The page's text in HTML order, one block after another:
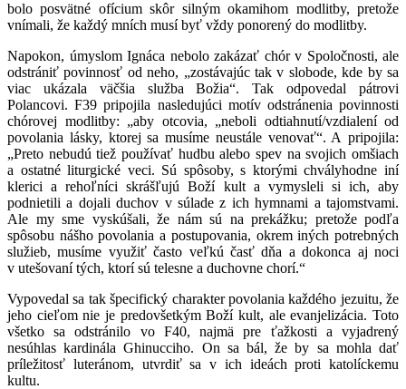
bolo posvätné ofícium skôr silným okamihom modlitby, pretože
vnímali, že každý mních musí byť vždy ponorený do modlitby.
Napokon, úmyslom Ignáca nebolo zakázať chór v Spoločnosti, ale
odstrániť povinnosť od neho, „zostávajúc tak v slobode, kde by sa
viac ukázala väčšia služba Božia“. Tak odpovedal pátrovi
Polancovi. F39 pripojila nasledujúci motív odstránenia povinnosti
chórovej modlitby: „aby otcovia, „neboli odtiahnutí/vzdialení od
povolania lásky, ktorej sa musíme neustále venovať“. A pripojila:
„Preto nebudú tiež používať hudbu alebo spev na svojich omšiach
a ostatné liturgické veci. Sú spôsoby, s ktorými chvályhodne iní
klerici a rehoľníci skrášľujú Boží kult a vymysleli si ich, aby
podnietili a dojali duchov v súlade z ich hymnami a tajomstvami.
Ale my sme vyskúšali, že nám sú na prekážku; pretože podľa
spôsobu nášho povolania a postupovania, okrem iných potrebných
služieb, musíme využiť často veľkú časť dňa a dokonca aj noci
v utešovaní tých, ktorí sú telesne a duchovne chorí.“
Vypovedal sa tak špecifický charakter povolania každého jezuitu, že
jeho cieľom nie je predovšetkým Boží kult, ale evanjelizácia. Toto
všetko sa odstránilo vo F40, najmä pre ťažkosti a vyjadrený
nesúhlas kardinála Ghinucciho. On sa bál, že by sa mohla dať
príležitosť luteránom, utvrdiť sa v ich ideách proti katolíckemu
kultu.